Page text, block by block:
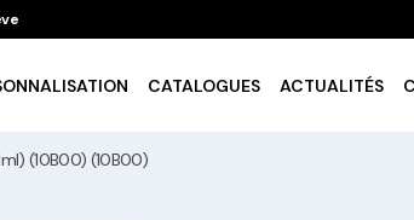
CATALOGUES ACTUALITÉS
(10B00) (10B00)